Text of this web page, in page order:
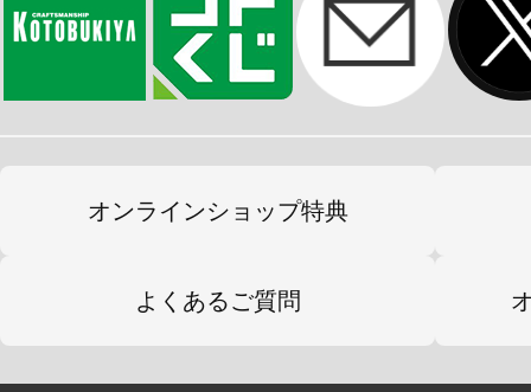
オンラインショップ特典
よくあるご質問